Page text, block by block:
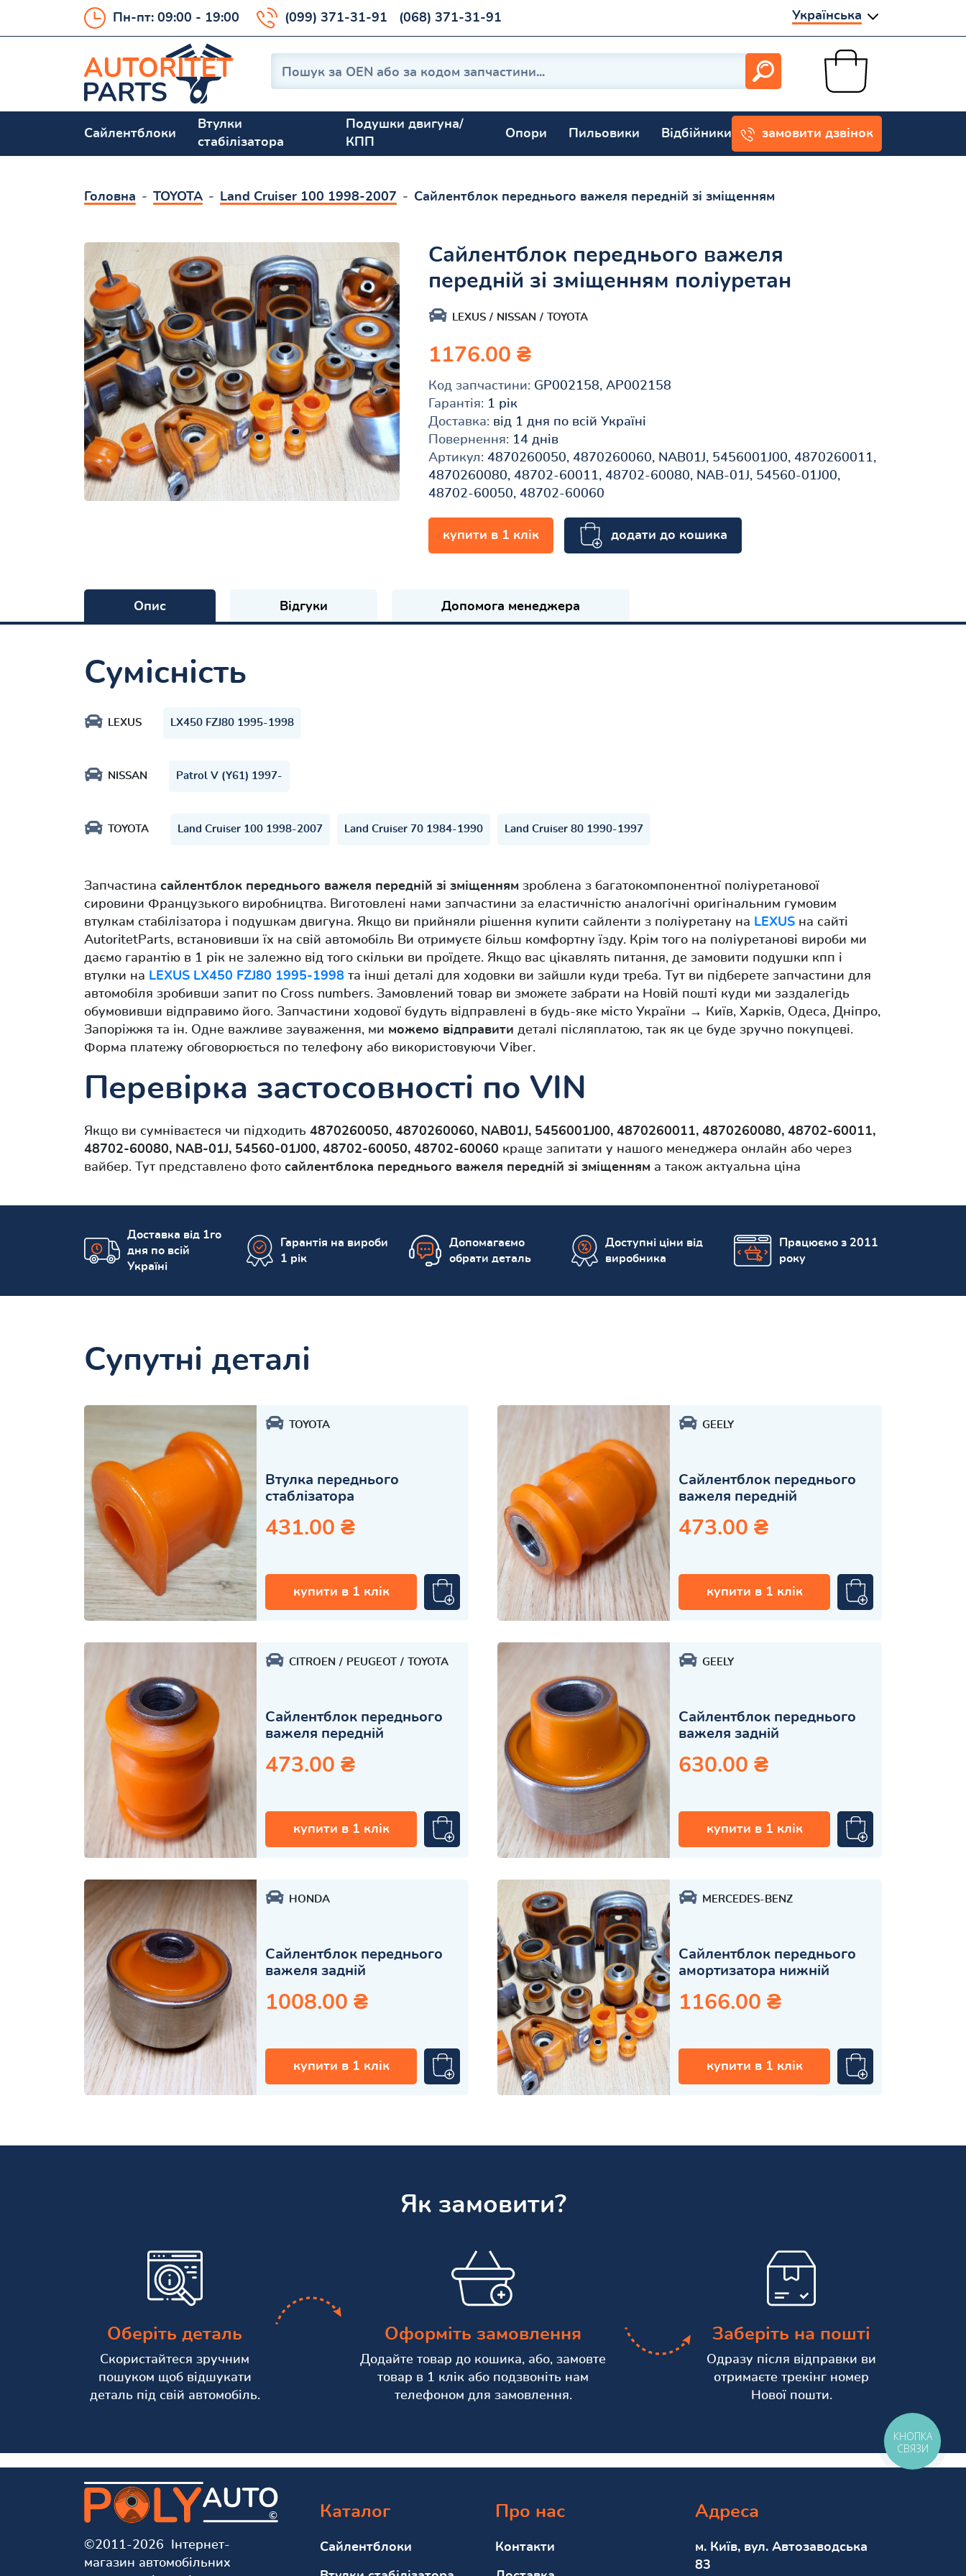
Пн-пт: 09:00 - 19:00 (099) 371-31-91 (068) 371-31-91 Українська
Сайлентблоки
Втулки
стабілізатора
Подушки двигуна/
КПП
Опори Пильовики Відбійники замовити дзвінок
Головна TOYOTA Land Cruiser 100 1998-2007 Сайлентблок переднього важеля передній зі зміщенням
Сайлентблок переднього важеля
передній зі зміщенням поліуретан
LEXUS NISSAN TOYOTA
1176.00 ₴
Код запчастини: GP002158, AP002158
Гарантія: 1 рік
Доставка: від 1 дня по всій Україні
Повернення: 14 днів
Артикул: 4870260050, 4870260060, NAB01J, 5456001J00, 4870260011,
4870260080, 48702-60011, 48702-60080, NAB-01J, 54560-01J00,
48702-60050, 48702-60060
купити в 1 клік додати до кошика
Опис Відгуки Допомога менеджера
Сумісність
LEXUS LX450 FZJ80 1995-1998
NISSAN Patrol V (Y61) 1997-
TOYOTA Land Cruiser 100 1998-2007 Land Cruiser 70 1984-1990 Land Cruiser 80 1990-1997
Запчастина сайлентблок переднього важеля передній зі зміщенням зроблена з багатокомпонентної поліуретанової
сировини Французького виробництва. Виготовлені нами запчастини за еластичністю аналогічні оригінальним гумовим
втулкам стабілізатора і подушкам двигуна. Якщо ви прийняли рішення купити сайленти з поліуретану на LEXUS на сайті
AutoritetParts, встановивши їх на свій автомобіль Ви отримуєте більш комфортну їзду. Крім того на поліуретанові вироби ми
даємо гарантію в 1 рік не залежно від того скільки ви проїдете. Якщо вас цікавлять питання, де замовити подушки кпп і
втулки на LEXUS LX450 FZJ80 1995-1998 та інші деталі для ходовки ви зайшли куди треба. Тут ви підберете запчастини для
автомобіля зробивши запит по Cross numbers. Замовлений товар ви зможете забрати на Новій пошті куди ми заздалегідь
обумовивши відправимо його. Запчастини ходової будуть відправлені в будь-яке місто України → Київ, Харків, Одеса, Дніпро,
Запоріжжя та ін. Одне важливе зауваження, ми можемо відправити деталі післяплатою, так як це буде зручно покупцеві.
Форма платежу обговорюється по телефону або використовуючи Viber.
Перевірка застосовності по VIN
Якщо ви сумніваєтеся чи підходить 4870260050, 4870260060, NAB01J, 5456001J00, 4870260011, 4870260080, 48702-60011,
48702-60080, NAB-01J, 54560-01J00, 48702-60050, 48702-60060 краще запитати у нашого менеджера онлайн або через
вайбер. Тут представлено фото сайлентблока переднього важеля передній зі зміщенням а також актуальна ціна
Доставка від 1го
дня по всій
Україні
Гарантія на вироби
1 рік
Допомагаємо
обрати деталь
Доступні ціни від
виробника
Працюємо з 2011
року
Супутні деталі
TOYOTA
Втулка переднього
стаблізатора
431.00 ₴
купити в 1 клік
GEELY
Сайлентблок переднього
важеля передній
473.00 ₴
купити в 1 клік
CITROEN PEUGEOT TOYOTA
Сайлентблок переднього
важеля передній
473.00 ₴
купити в 1 клік
GEELY
Сайлентблок переднього
важеля задній
630.00 ₴
купити в 1 клік
HONDA
Сайлентблок переднього
важеля задній
1008.00 ₴
купити в 1 клік
MERCEDES-BENZ
Сайлентблок переднього
амортизатора нижній
1166.00 ₴
купити в 1 клік
Як замовити?
Оберіть деталь
Скористайтеся зручним
пошуком щоб відшукати
деталь під свій автомобіль.
Оформіть замовлення
Додайте товар до кошика, або, замовте
товар в 1 клік або подзвоніть нам
телефоном для замовлення.
Заберіть на пошті
Одразу після відправки ви
отримаєте трекінг номер
Нової пошти.
©2011-2026 Інтернет-
магазин автомобільних
Каталог
Сайлентблоки
Про нас
Контакти
Адреса
м. Київ, вул. Автозаводська
83
КНОПКА
СВЯЗИ